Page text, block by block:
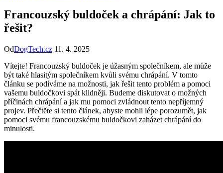
Francouzský buldoček a chrápání: Jak to
řešit?
OdDogTech.cz 11. 4. 2025
Vítejte! Francouzský buldoček je úžasným společníkem, ale může
být také hlasitým společníkem kvůli svému chrápání. V tomto
článku se podíváme na možnosti, jak řešit tento problém a pomoci
vašemu buldočkovi spát klidněji. Budeme diskutovat o možných
příčinách chrápání a jak mu pomoci zvládnout tento nepříjemný
projev. Přečtěte si tento článek, abyste mohli lépe porozumět, jak
pomoci svému francouzskému buldočkovi zaházet chrápání do
minulosti.